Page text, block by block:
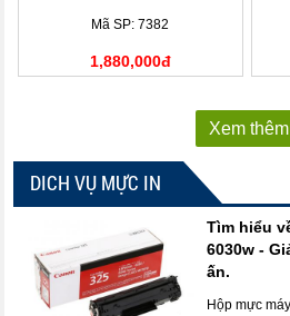
Mã SP: 7382
1,880,000đ
Xem thêm
DICH VỤ MỰC IN
Tìm hiểu
6030w -
ấn.
Hộp mực